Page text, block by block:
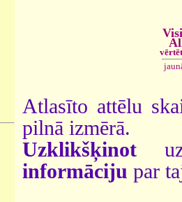
Atlasīto attēlu
pilnā izmērā.
Uzklikšķinot
informāciju par